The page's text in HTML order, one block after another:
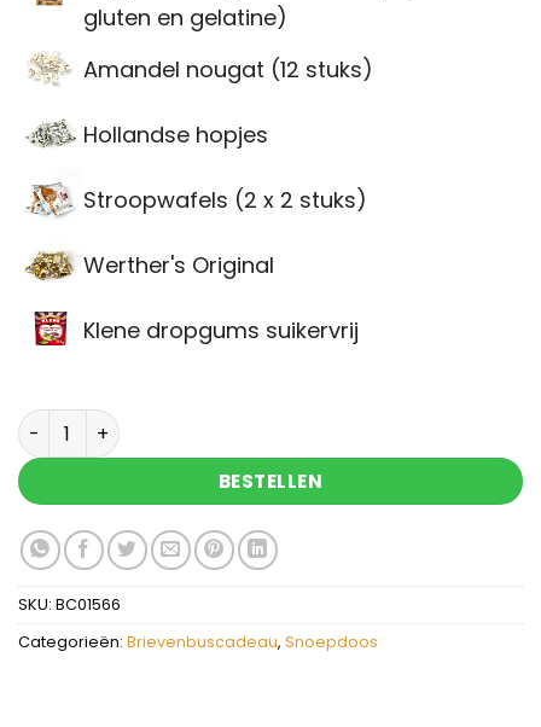
gluten en gelatine)
Amandel nougat (12 stuks)
Hollandse hopjes
Stroopwafels (2 x 2 stuks)
Werther's Original
Klene dropgums suikervrij
Brievenbus cadeau Sending Love met
BESTELLEN
SKU: BC01566
Categorieën: Brievenbuscadeau, Snoepdoos